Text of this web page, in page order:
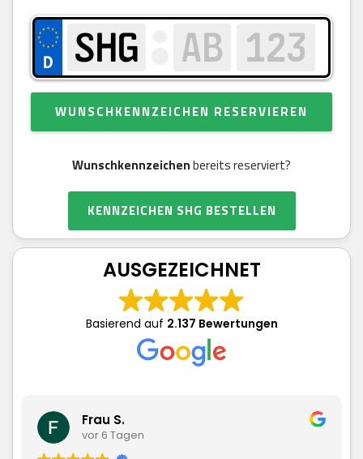
WUNSCHKENNZEICHEN RESERVIEREN
Wunschkennzeichenbereits reserviert?
KENNZEICHEN SHG BESTELLEN
AUSGEZEICHNET
Basierend auf 2.137 Bewertungen
S.
6 Tagen